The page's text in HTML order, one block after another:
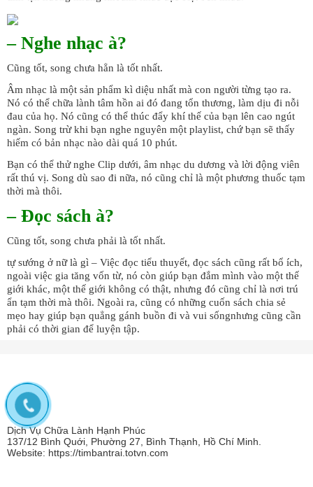
– Nghe nhạc à?
Cũng tốt, song chưa hẳn là tốt nhất.
Âm nhạc là một sản phẩm kì diệu nhất mà con người từng tạo ra.
Nó có thể chữa lành tâm hồn ai đó đang tổn thương, làm dịu đi nỗi
đau của họ. Nó cũng có thể thúc đẩy khí thế của bạn lên cao ngút
ngàn. Song trừ khi bạn nghe nguyên một playlist, chứ bạn sẽ thấy
hiếm có bản nhạc nào dài quá 10 phút.
Bạn có thể thử nghe Clip dưới, âm nhạc du dương và lời động viên
rất thú vị. Song dù sao đi nữa, nó cũng chỉ là một phương thuốc tạm
thời mà thôi.
– Đọc sách à?
Cũng tốt, song chưa phải là tốt nhất.
tự sướng ở nữ là gì – Việc đọc tiểu thuyết, đọc sách cũng rất bổ ích,
ngoài việc gia tăng vốn từ, nó còn giúp bạn đắm mình vào một thế
giới khác, một thế giới không có thật, nhưng đó cũng chỉ là nơi trú
ẩn tạm thời mà thôi. Ngoài ra, cũng có những cuốn sách chia sẻ
mẹo hay giúp bạn quẳng gánh buồn đi và vui sốngnhưng cũng cần
phải có thời gian để luyện tập.
Dịch Vụ Chữa Lành Hạnh Phúc
137/12 Bình Quới, Phường 27, Bình Thạnh, Hồ Chí Minh.
Website: https://timbantrai.totvn.com